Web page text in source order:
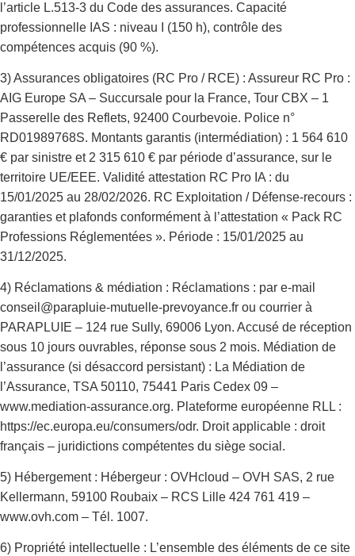
l’article L.513-3 du Code des assurances. Capacité
professionnelle IAS : niveau I (150 h), contrôle des
compétences acquis (90 %).
3) Assurances obligatoires (RC Pro / RCE) : Assureur RC Pro :
AIG Europe SA – Succursale pour la France, Tour CBX – 1
Passerelle des Reflets, 92400 Courbevoie. Police n°
RD01989768S. Montants garantis (intermédiation) : 1 564 610
€ par sinistre et 2 315 610 € par période d’assurance, sur le
territoire UE/EEE. Validité attestation RC Pro IA : du
15/01/2025 au 28/02/2026. RC Exploitation / Défense-recours :
garanties et plafonds conformément à l’attestation « Pack RC
Professions Réglementées ». Période : 15/01/2025 au
31/12/2025.
4) Réclamations & médiation : Réclamations : par e-mail
conseil@parapluie-mutuelle-prevoyance.fr ou courrier à
PARAPLUIE – 124 rue Sully, 69006 Lyon. Accusé de réception
sous 10 jours ouvrables, réponse sous 2 mois. Médiation de
l’assurance (si désaccord persistant) : La Médiation de
l’Assurance, TSA 50110, 75441 Paris Cedex 09 –
www.mediation-assurance.org. Plateforme européenne RLL :
https://ec.europa.eu/consumers/odr. Droit applicable : droit
français – juridictions compétentes du siège social.
5) Hébergement : Hébergeur : OVHcloud – OVH SAS, 2 rue
Kellermann, 59100 Roubaix – RCS Lille 424 761 419 –
www.ovh.com – Tél. 1007.
6) Propriété intellectuelle : L’ensemble des éléments de ce site